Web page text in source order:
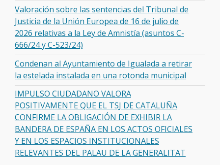
Valoración sobre las sentencias del Tribunal de
Justicia de la Unión Europea de 16 de julio de
2026 relativas a la Ley de Amnistía (asuntos C-
666/24 y C-523/24)
Condenan al Ayuntamiento de Igualada a retirar
la estelada instalada en una rotonda municipal
IMPULSO CIUDADANO VALORA
POSITIVAMENTE QUE EL TSJ DE CATALUÑA
CONFIRME LA OBLIGACIÓN DE EXHIBIR LA
BANDERA DE ESPAÑA EN LOS ACTOS OFICIALES
Y EN LOS ESPACIOS INSTITUCIONALES
RELEVANTES DEL PALAU DE LA GENERALITAT